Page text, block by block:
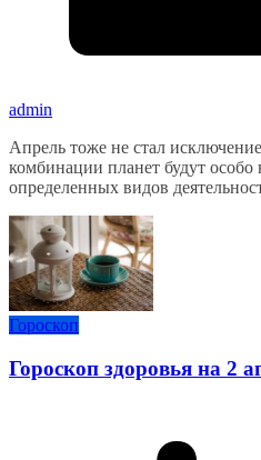
admin
Апрель тоже не стал
комбинации планет будут
определенных видов
Гороскоп
Гороскоп здоровья на 2